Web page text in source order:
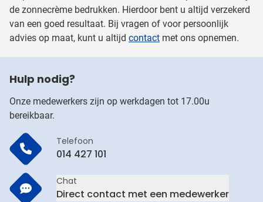
de zonnecrème bedrukken. Hierdoor bent u altijd verzekerd
van een goed resultaat. Bij vragen of voor persoonlijk
advies op maat, kunt u altijd contact met ons opnemen.
Hulp nodig?
Onze medewerkers zijn op werkdagen tot 17.00u
bereikbaar.
Telefoon
014 427 101
Chat
Direct contact met een medewerker